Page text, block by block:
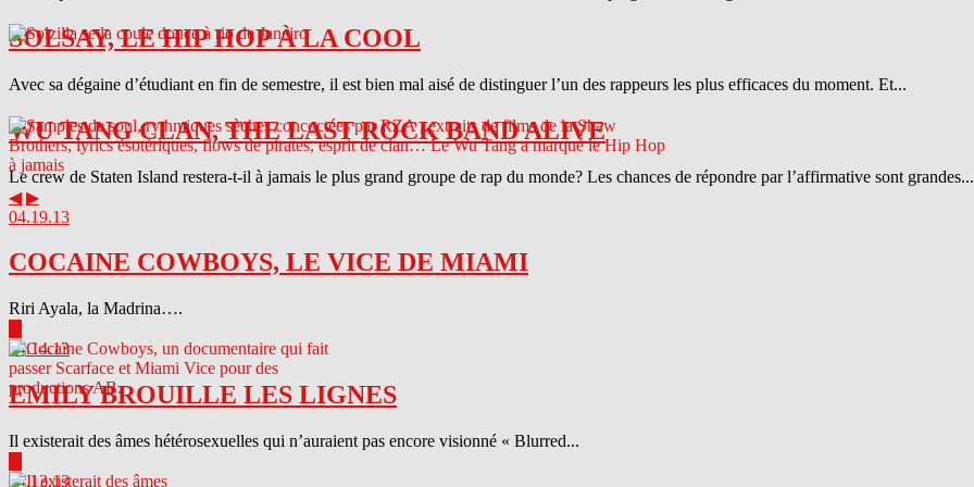
SOLSAY, LE HIP HOP À LA COOL
Avec sa dégaine d’étudiant en fin de semestre, il est bien mal aisé de distinguer l’un des rappeurs les plus efficaces du moment. Et...
WU TANG CLAN, THE LAST ROCK BAND ALIVE
Le crew de Staten Island restera-t-il à jamais le plus grand groupe de rap du monde? Les chances de répondre par l’affirmative sont
◀ ▶
04.19.13
COCAINE COWBOYS, LE VICE DE MIAMI
Riri Ayala, la Madrina….
04.14.13
EMILY BROUILLE LES LIGNES
Il existerait des âmes hétérosexuelles qui n’auraient pas encore visionné « Blurred...
04.13.13